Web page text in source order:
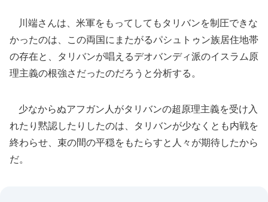
川端さんは、米軍をもってしてもタリバンを制圧できな
かったのは、この両国にまたがるパシュトゥン族居住地帯
の存在と、タリバンが唱えるデオバンディ派のイスラム原
理主義の根強さだったのだろうと分析する。
少なからぬアフガン人がタリバンの超原理主義を受け入
れたり黙認したりしたのは、タリバンが少なくとも内戦を
終わらせ、束の間の平穏をもたらすと人々が期待したから
だ。